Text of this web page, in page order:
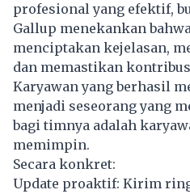
profesional yang efektif,
Gallup menekankan
menciptakan kejelasan,
dan memastikan
Karyawanyang berhasil
menjadi seseorang yang
bagi timnya adalah
memimpin.
Secara konkret:
Update proaktif: Kirim